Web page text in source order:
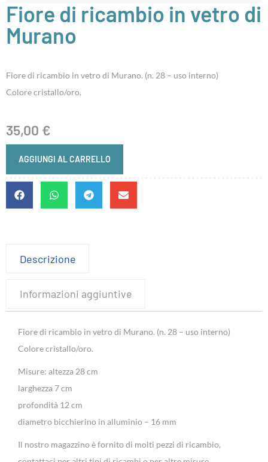
Fiore di ricambio in vetro di
Murano
Fiore di ricambio in vetro di Murano. (n. 28 – uso interno)
Colore cristallo/oro.
35,00 €
AGGIUNGI AL CARRELLO
Descrizione
Informazioni aggiuntive
Fiore di ricambio in vetro di Murano. (n. 28 – uso interno)
Colore cristallo/oro.
Misure: altezza 28 cm
larghezza 7 cm
profondità 12 cm
diametro bicchierino in alluminio – 16 mm
Il nostro magazzino è fornito di molti pezzi di ricambio,